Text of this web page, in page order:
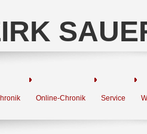
Online-Chronik Service